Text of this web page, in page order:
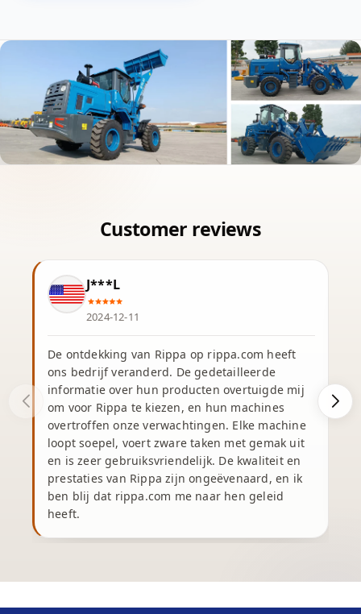
J***L
2024-12-11
De ontdekking van Rippa op rippa.com heeft
ons bedrijf veranderd. De gedetailleerde
informatie over hun producten overtuigde mij
om voor Rippa te kiezen, en hun machines
overtroffen onze verwachtingen. Elke machine
loopt soepel, voert zware taken met gemak uit
en is zeer gebruiksvriendelijk. De kwaliteit en
prestaties van Rippa zijn ongeëvenaard, en ik
ben blij dat rippa.com me naar hen geleid
heeft.